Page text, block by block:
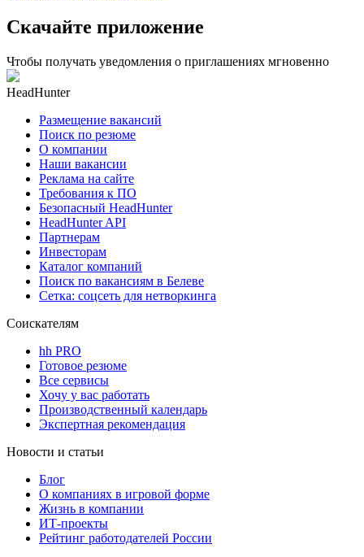
Скачайте приложение
Чтобы получать уведомления о приглашениях мгновенно
HeadHunter
Размещение вакансий
Поиск по резюме
О компании
Наши вакансии
Реклама на сайте
Требования к ПО
Безопасный HeadHunter
HeadHunter API
Партнерам
Инвесторам
Каталог компаний
Поиск по вакансиям в Белеве
Сетка: соцсеть для нетворкинга
Соискателям
hh PRO
Готовое резюме
Все сервисы
Хочу у вас работать
Производственный календарь
Экспертная рекомендация
Новости и статьи
Блог
О компаниях в игровой форме
Жизнь в компании
ИТ-проекты
Рейтинг работодателей России